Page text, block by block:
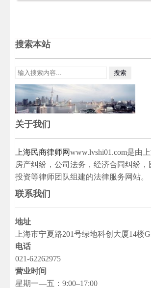
搜索本站
关于我们
上海民商律师网www.lvshi01.com是由
房产纠纷，公司法务，经济合同纠纷
投资等律师团队组建的法律服务网站。
联系我们
地址
上海市宁夏路201号绿地科创大厦14楼
电话
021-62262975
营业时间
星期一—五：9:00–17:00